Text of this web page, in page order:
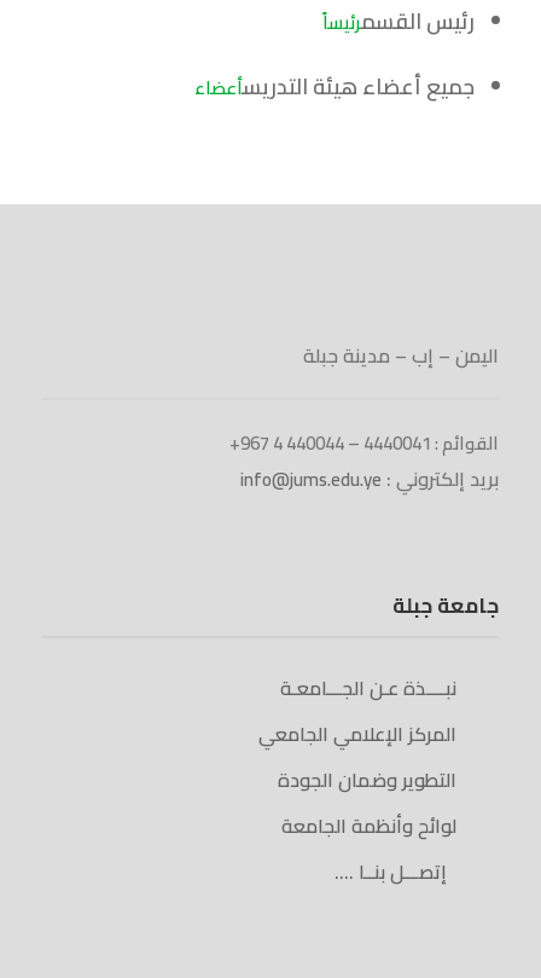
رئيس القسمرئيساً
جميع أعضاء هيئة التدريسأعضاء
اليمن – إب – مدينة جبلة
القوائم : 4440041 – 440044 4 967+
بريد إلكتروني : info@jums.edu.ye
جامعة جبلة
نبــــذة عـن الجـــامعـة
المركز الإعلامي الجامعي
التطوير وضمان الجودة
لوائح وأنظمة الجامعة
إتصـــل بنــا ….